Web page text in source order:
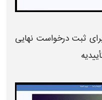
ثبت درخواست نهایی